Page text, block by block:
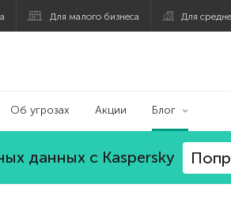
Для малого бизнеса Для
Об угрозах Акции Блог
данных с Kaspersky